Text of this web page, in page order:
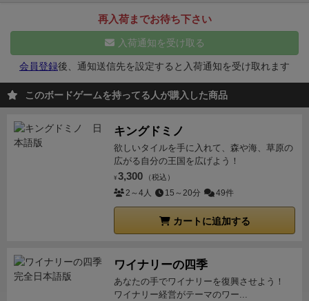
が、朗読する本は手持ちの本でも可能です。お気に入
りの絵本で、指示カードを使って遊べは新しい笑いが
生まれるかもしれません。⚫︎良い点
同梱の昔話で遊び飽きたら、手持ちのマンガなども使
って楽しめる。⚫︎気になる点能動的に笑わせるには結
構なお笑いスキルが求められる。⚫︎悪い点
読が苦手な人はプレイは遠慮した方がいいですが、観
て聴いている分には面白いと思います。
なので、インストしやすいですね。
いました。
再入荷までお待ち下さい
入荷通知を受け取る
会員登録後、通知送信先を設定すると入荷通知を受け取れます
このボードゲームを持ってる人が購入した商品
キングドミノ
欲しいタイルを手に入れて、森や海、草原の
広がる自分の王国を広げよう！
¥ 3,300 （税込）
2～4人 15～20分 49件
カートに追加する
ワイナリーの四季
あなたの手でワイナリーを復興させよう！
ワイナリー経営がテーマのワー...